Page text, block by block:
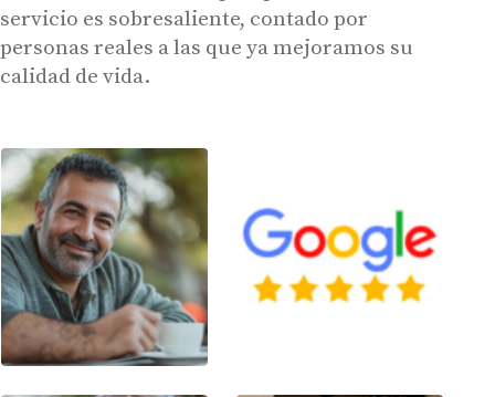
servicio es sobresaliente, contado por
personas reales a las que ya mejoramos su
calidad de vida.